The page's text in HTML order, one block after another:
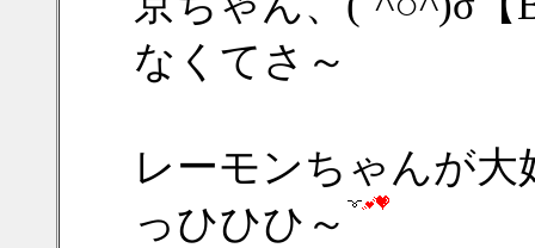
なくてさ～
レーモンちゃんが大
っひひひ～